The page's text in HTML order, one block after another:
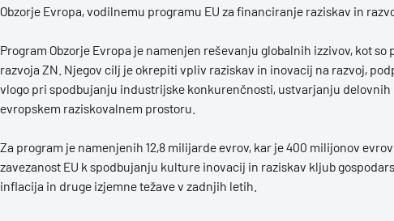
Obzorje Evropa, vodilnemu programu EU za financiranje raziskav in
Program Obzorje Evropa je namenjen reševanju globalnih izzivov, kot
razvoja ZN. Njegov cilj je okrepiti vpliv raziskav in inovacij na razvoj,
vlogo pri spodbujanju industrijske konkurenčnosti, ustvarjanju
evropskem raziskovalnem prostoru.
Za program je namenjenih 12,8 milijarde evrov, kar je 400 milijonov
zavezanost EU k spodbujanju kulture inovacij in raziskav kljub
inflacija in druge izjemne težave v zadnjih letih.